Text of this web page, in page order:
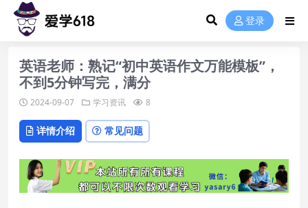
登录
英语老师：熟记“初中英语作文万能模板”，
不到5分钟写完，满分
2024-09-07 学习资讯 8
详情介绍 常见问题